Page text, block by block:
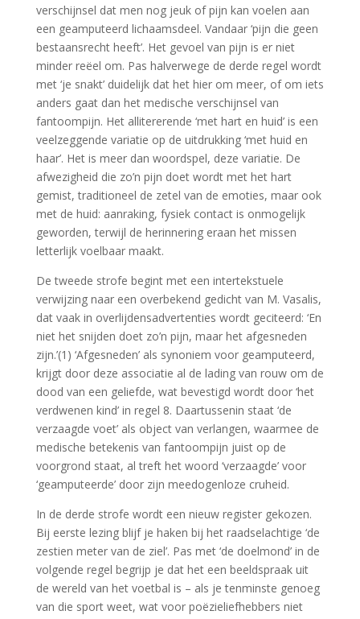
verschijnsel dat men nog jeuk of pijn kan voelen aan
een geamputeerd lichaamsdeel. Vandaar ‘pijn die geen
bestaansrecht heeft’. Het gevoel van pijn is er niet
minder reëel om. Pas halverwege de derde regel wordt
met ‘je snakt’ duidelijk dat het hier om meer, of om iets
anders gaat dan het medische verschijnsel van
fantoompijn. Het allitererende ‘met hart en huid’ is een
veelzeggende variatie op de uitdrukking ‘met huid en
haar’. Het is meer dan woordspel, deze variatie. De
afwezigheid die zo’n pijn doet wordt met het hart
gemist, traditioneel de zetel van de emoties, maar ook
met de huid: aanraking, fysiek contact is onmogelijk
geworden, terwijl de herinnering eraan het missen
letterlijk voelbaar maakt.
De tweede strofe begint met een intertekstuele
verwijzing naar een overbekend gedicht van M. Vasalis,
dat vaak in overlijdensadvertenties wordt geciteerd: ‘En
niet het snijden doet zo’n pijn, maar het afgesneden
zijn.’(1) ‘Afgesneden’ als synoniem voor geamputeerd,
krijgt door deze associatie al de lading van rouw om de
dood van een geliefde, wat bevestigd wordt door ‘het
verdwenen kind’ in regel 8. Daartussenin staat ‘de
verzaagde voet’ als object van verlangen, waarmee de
medische betekenis van fantoompijn juist op de
voorgrond staat, al treft het woord ‘verzaagde’ voor
‘geamputeerde’ door zijn meedogenloze cruheid.
In de derde strofe wordt een nieuw register gekozen.
Bij eerste lezing blijf je haken bij het raadselachtige ‘de
zestien meter van de ziel’. Pas met ‘de doelmond’ in de
volgende regel begrijp je dat het een beeldspraak uit
de wereld van het voetbal is – als je tenminste genoeg
van die sport weet, wat voor poëzieliefhebbers niet